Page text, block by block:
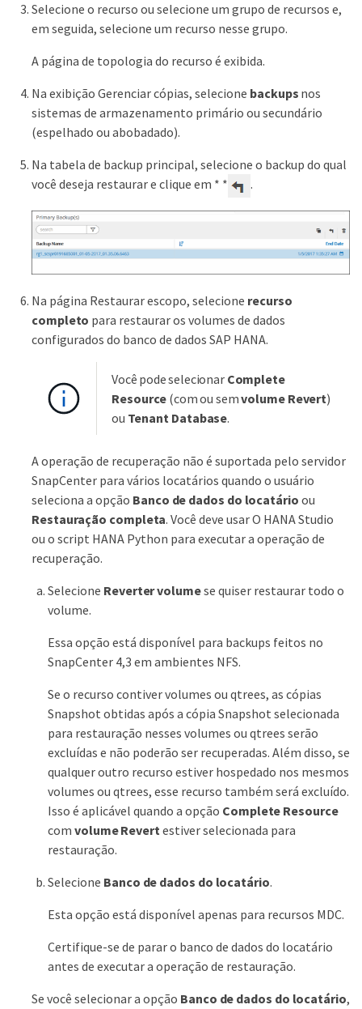
Selecione o recurso ou selecione um grupo de recursos e,
em seguida, selecione um recurso nesse grupo.
A página de topologia do recurso é exibida.
Na exibição Gerenciar cópias, selecione backups nos
sistemas de armazenamento primário ou secundário
(espelhado ou abobadado).
Na tabela de backup principal, selecione o backup do qual
você deseja restaurar e clique em * *
.
Na página Restaurar escopo, selecione recurso
completo para restaurar os volumes de dados
configurados do banco de dados SAP HANA.
Você pode selecionar Complete
Resource (com ou semvolume Revert)
ou Tenant Database.
A operação de recuperação não é suportada pelo servidor
SnapCenter para vários locatários quando o usuário
seleciona a opção Banco de dados do locatário ou
Restauração completa. Você deve usar O HANA Studio
ou o script HANA Python para executar a operação de
recuperação.
Selecione Reverter volumese quiser restaurar todo o
volume.
Essa opção está disponível para backups feitos no
SnapCenter 4,3 em ambientes NFS.
Se o recurso contiver volumes ou qtrees, as cópias
Snapshot obtidas após a cópia Snapshot selecionada
para restauração nesses volumes ou qtrees serão
excluídas e não poderão ser recuperadas. Além disso, se
qualquer outro recurso estiver hospedado nos mesmos
volumes ou qtrees, esse recurso também será excluído.
Isso é aplicável quando a opção Complete Resource
com volume Revertestiver selecionada para
restauração.
Selecione Banco de dados do locatário.
Esta opção está disponível apenas para recursos MDC.
Certifique-se de parar o banco de dados do locatário
antes de executar a operação de restauração.
Se você selecionar a opção Banco de dados do locatário,